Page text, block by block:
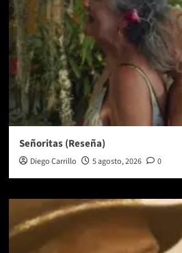
Señoritas (Reseña)
Diego Carrillo 5 agosto, 2026 0